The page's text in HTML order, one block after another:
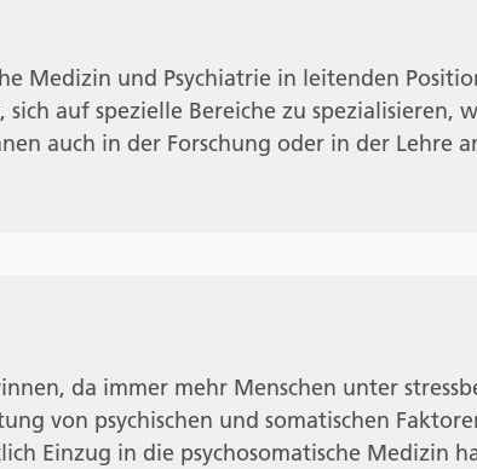
Medizin und Psychiatrie in leitenden
auf spezielle Bereiche zu spezialisieren,
auch in der Forschung oder in der Lehre
da immer mehr Menschen unter
von psychischen und somatischen
Einzug in die psychosomatische Medizin